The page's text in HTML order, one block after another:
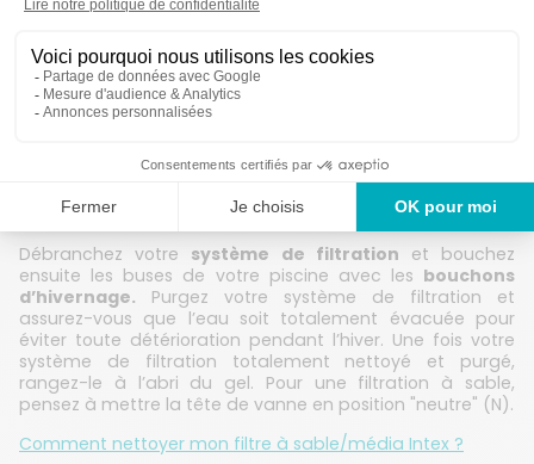
Après le nettoyage intégral du système de filtration, il est
pas l’endommager pendant l’hiver.
Débranchez votre système de filtration et bouchez
ensuite les buses de votre piscine avec les bouchons
d’hivernage. Purgez votre système de filtration et
assurez-vous que l’eau soit totalement évacuée pour
éviter toute détérioration pendant l’hiver. Une fois votre
système de filtration totalement nettoyé et purgé,
rangez-le à l’abri du gel. Pour une filtration à sable,
pensez à mettre la tête de vanne en position "neutre" (N).
Comment nettoyer mon filtre à sable/média Intex ?